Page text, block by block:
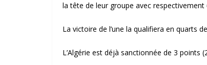
la tête de leur groupe avec
La victoire de l’une la qualifiera en quarts
L’Algérie est déjà sanctionnée de 3 points